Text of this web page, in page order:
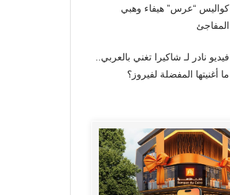
كواليس “عرس” هيفاء وهبي
المفاجئ
فيديو نادر لـ شاكيرا تغني بالعربي..
ما أغنيتها المفضلة لفيروز؟